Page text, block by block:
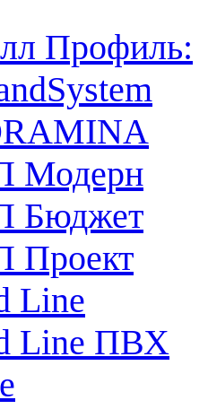
Профиль:
Модерн
Бюджет
Проект
Line
Line ПВХ